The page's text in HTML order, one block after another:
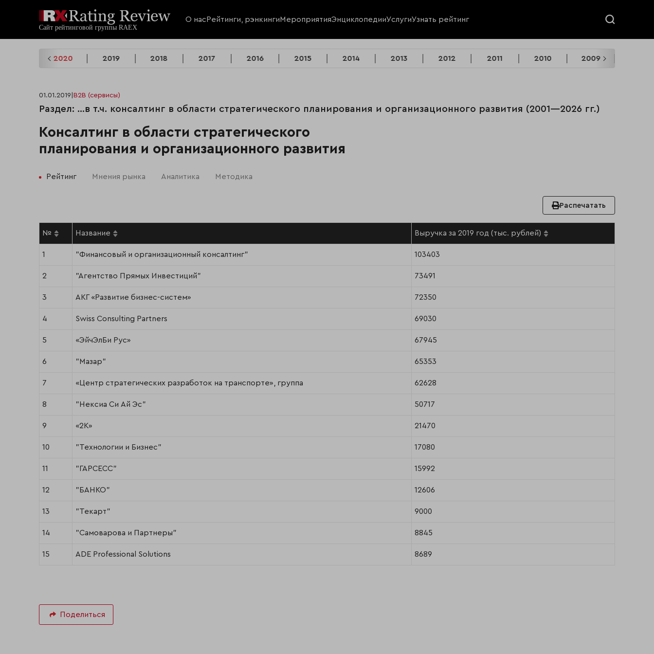
О нас Рейтинги, рэнкингиМероприятияЭнциклопедииУслугиУзнать рейтинг
2020 2019 2018 2017 2016 2015 2014 2013 2012 2011 2010 2009
01.01.2019 B2B (сервисы)
Раздел: …в т.ч. консалтинг в области стратегического планирования и организационного развития (2001—2026 гг.)
Консалтинг в области стратегического
планирования и организационного развития
Рейтинг Мнения рынка Аналитика Методика
Распечатать
№ Название Выручка за 2019 год (тыс. рублей)
1 "Финансовый и организационный консалтинг" 103403
2 "Агентство Прямых Инвестиций" 73491
3 АКГ «Развитие бизнес-систем» 72350
4 Swiss Consulting Partners 69030
5 «ЭйчЭлБи Рус» 67945
6 "Мазар" 65353
7 «Центр стратегических разработок на транспорте», группа 62628
8 "Нексиа Си Ай Эс" 50717
9 «2К» 21470
10 "Технологии и Бизнес" 17080
11 "ГАРСЕСС" 15992
12 "БАНКО" 12606
13 "Текарт" 9000
14 "Самоварова и Партнеры" 8845
15 ADE Professional Solutions 8689
Поделиться